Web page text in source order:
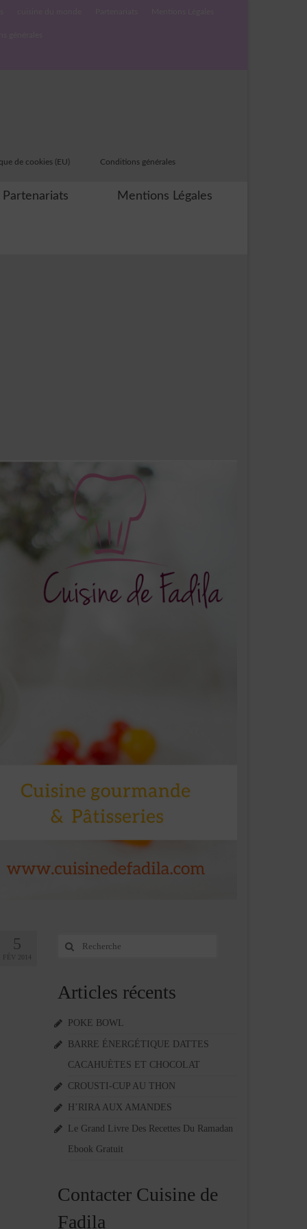
de cookies (EU) Conditions générales
Partenariats Mentions Légales
5
FÉV 2014
Rechercher
Articles récents
POKE BOWL
BARRE ÉNERGÉTIQUE DATTES
CACAHUÈTES ET CHOCOLAT
CROUSTI-CUP AU THON
H’RIRA AUX AMANDES
Le Grand Livre Des Recettes Du Ramadan
Ebook Gratuit
Contacter Cuisine de
Fadila